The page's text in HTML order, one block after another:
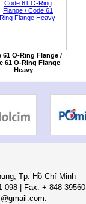
61 O-Ring Flange /
61 O-Ring Flange
Heavy
Tp. Hồ Chí Minh
098 | Fax: + 848